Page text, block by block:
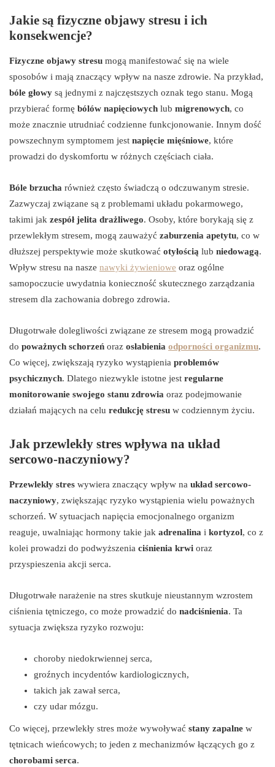
Jakie są fizyczne objawy stresu i ich
konsekwencje?
Fizyczne objawy stresu mogą manifestować się na wiele
sposobów i mają znaczący wpływ na nasze zdrowie. Na przykład,
bóle głowy są jednymi z najczęstszych oznak tego stanu. Mogą
przybierać formę bólów napięciowych lub migrenowych, co
może znacznie utrudniać codzienne funkcjonowanie. Innym dość
powszechnym symptomem jest napięcie mięśniowe, które
prowadzi do dyskomfortu w różnych częściach ciała.
Bóle brzucha również często świadczą o odczuwanym stresie.
Zazwyczaj związane są z problemami układu pokarmowego,
takimi jak zespół jelita drażliwego. Osoby, które borykają się z
przewlekłym stresem, mogą zauważyć zaburzenia apetytu, co w
dłuższej perspektywie może skutkować otyłością lub niedowagą.
Wpływ stresu na nasze nawyki żywieniowe oraz ogólne
samopoczucie uwydatnia konieczność skutecznego zarządzania
stresem dla zachowania dobrego zdrowia.
Długotrwałe dolegliwości związane ze stresem mogą prowadzić
do poważnych schorzeń oraz osłabienia odporności organizmu.
Co więcej, zwiększają ryzyko wystąpienia problemów
psychicznych. Dlatego niezwykle istotne jest regularne
monitorowanie swojego stanu zdrowia oraz podejmowanie
działań mających na celu redukcję stresu w codziennym życiu.
Jak przewlekły stres wpływa na układ
sercowo-naczyniowy?
Przewlekły stres wywiera znaczący wpływ na układ sercowo-
naczyniowy, zwiększając ryzyko wystąpienia wielu poważnych
schorzeń. W sytuacjach napięcia emocjonalnego organizm
reaguje, uwalniając hormony takie jak adrenalina i kortyzol, co z
kolei prowadzi do podwyższenia ciśnienia krwi oraz
przyspieszenia akcji serca.
Długotrwałe narażenie na stres skutkuje nieustannym wzrostem
ciśnienia tętniczego, co może prowadzić do nadciśnienia. Ta
sytuacja zwiększa ryzyko rozwoju:
choroby niedokrwiennej serca,
groźnych incydentów kardiologicznych,
takich jak zawał serca,
czy udar mózgu.
Co więcej, przewlekły stres może wywoływać stany zapalne w
tętnicach wieńcowych; to jeden z mechanizmów łączących go z
chorobami serca.